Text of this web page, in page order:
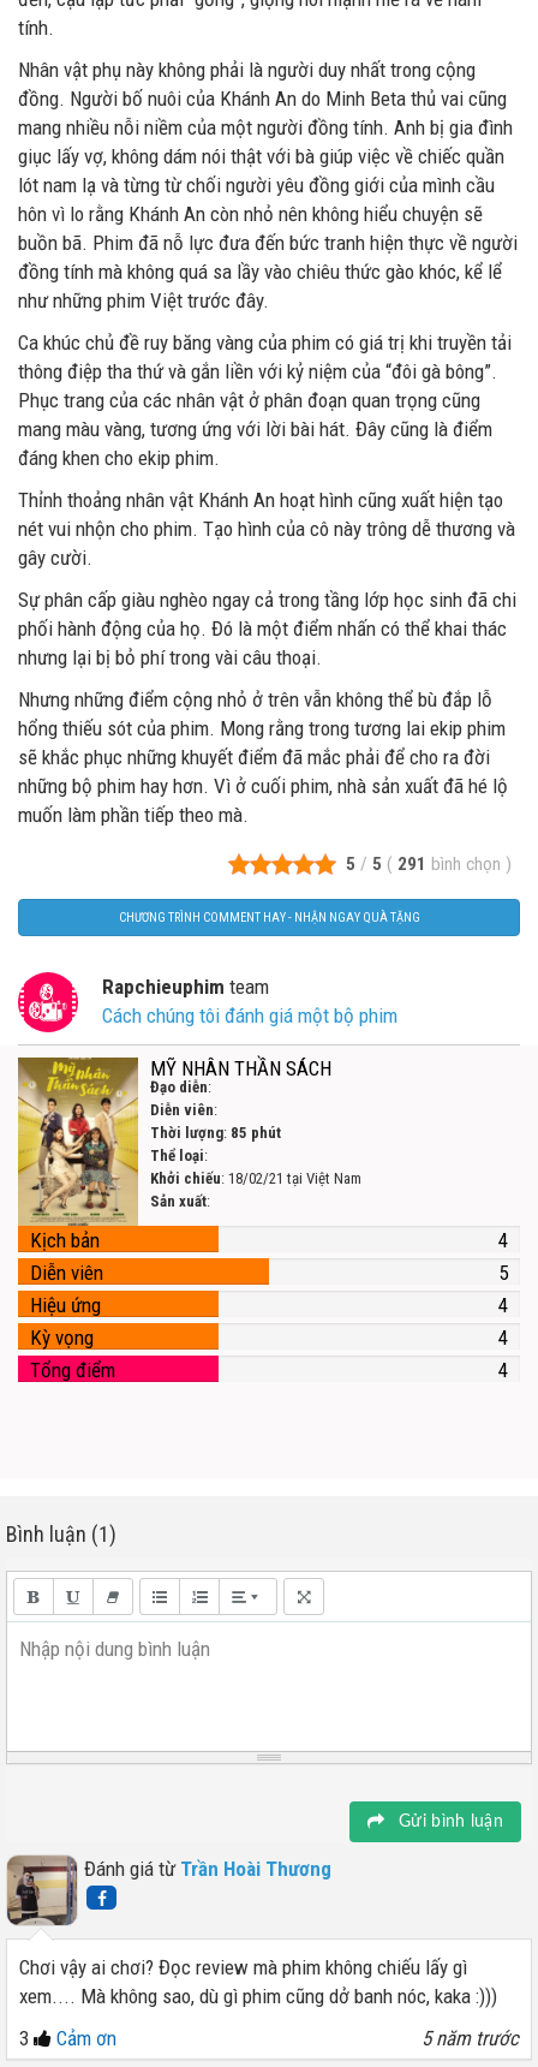
tính.
Nhân vật phụ này không phải là người duy nhất trong cộng
đồng. Người bố nuôi của Khánh An do Minh Beta thủ vai cũng
mang nhiều nỗi niềm của một người đồng tính. Anh bị gia đình
giục lấy vợ, không dám nói thật với bà giúp việc về chiếc quần
lót nam lạ và từng từ chối người yêu đồng giới của mình cầu
hôn vì lo rằng Khánh An còn nhỏ nên không hiểu chuyện sẽ
buồn bã. Phim đã nỗ lực đưa đến bức tranh hiện thực về người
đồng tính mà không quá sa lầy vào chiêu thức gào khóc, kể lể
như những phim Việt trước đây.
Ca khúc chủ đề ruy băng vàng của phim có giá trị khi truyền tải
thông điệp tha thứ và gắn liền với kỷ niệm của “đôi gà bông”.
Phục trang của các nhân vật ở phân đoạn quan trọng cũng
mang màu vàng, tương ứng với lời bài hát. Đây cũng là điểm
đáng khen cho ekip phim.
Thỉnh thoảng nhân vật Khánh An hoạt hình cũng xuất hiện tạo
nét vui nhộn cho phim. Tạo hình của cô này trông dễ thương và
gây cười.
Sự phân cấp giàu nghèo ngay cả trong tầng lớp học sinh đã chi
phối hành động của họ. Đó là một điểm nhấn có thể khai thác
nhưng lại bị bỏ phí trong vài câu thoại.
Nhưng những điểm cộng nhỏ ở trên vẫn không thể bù đắp lỗ
hổng thiếu sót của phim. Mong rằng trong tương lai ekip phim
sẽ khắc phục những khuyết điểm đã mắc phải để cho ra đời
những bộ phim hay hơn. Vì ở cuối phim, nhà sản xuất đã hé lộ
muốn làm phần tiếp theo mà.
5 / 5 ( 291 bình chọn )
CHƯƠNG TRÌNH COMMENT HAY - NHẬN NGAY QUÀ TẶNG
Rapchieuphim team
Cách chúng tôi đánh giá một bộ phim
MỸ NHÂN THẦN SÁCH
Đạo diễn:
Diễn viên:
Thời lượng: 85 phút
Thể loại:
Khởi chiếu: 18/02/21 tại Việt Nam
Sản xuất:
Kịch bản
4
Diễn viên
5
Hiệu ứng
4
Kỳ vọng
4
Tổng điểm
4
Bình luận (1)
Nhập nội dung bình luận
Gửi bình luận
Đánh giá từ Trần Hoài Thương
Chơi vậy ai chơi? Đọc review mà phim không chiếu lấy gì
xem.... Mà không sao, dù gì phim cũng dở banh nóc, kaka :)))
3
Cảm ơn 5 năm trước